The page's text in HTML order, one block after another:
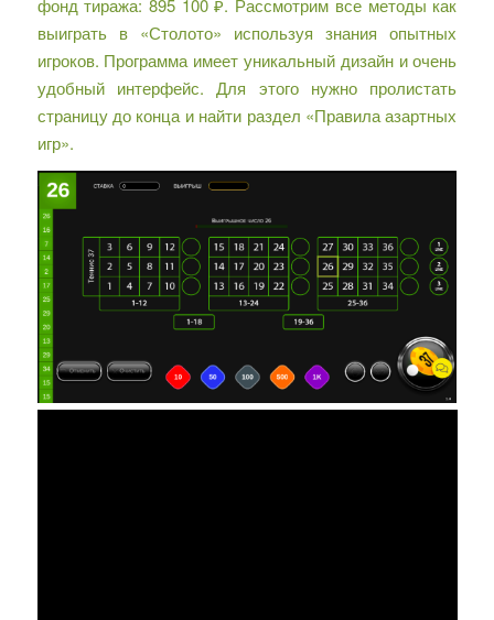
фонд тиража: 895 100 ₽. Рассмотрим все методы как
выиграть в «Столото» используя знания опытных
игроков. Программа имеет уникальный дизайн и очень
удобный интерфейс. Для этого нужно пролистать
страницу до конца и найти раздел «Правила азартных
игр».